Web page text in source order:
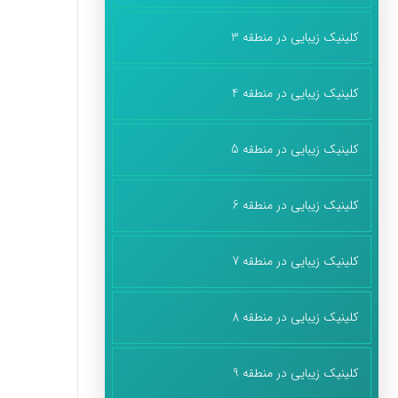
کلینیک زیبایی در منطقه 3
کلینیک زیبایی در منطقه 4
کلینیک زیبایی در منطقه 5
کلینیک زیبایی در منطقه 6
کلینیک زیبایی در منطقه 7
کلینیک زیبایی در منطقه 8
کلینیک زیبایی در منطقه 9